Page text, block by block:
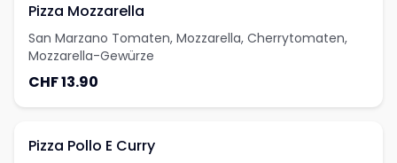
Pizza Mozzarella
San Marzano Tomaten, Mozzarella, Cherrytomaten,
Mozzarella-Gewürze
CHF 13.90
Pizza Pollo E Curry